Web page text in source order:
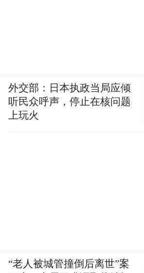
外交部：日本执政当局应倾
听民众呼声，停止在核问题
上玩火
“老人被城管撞倒后离世”案